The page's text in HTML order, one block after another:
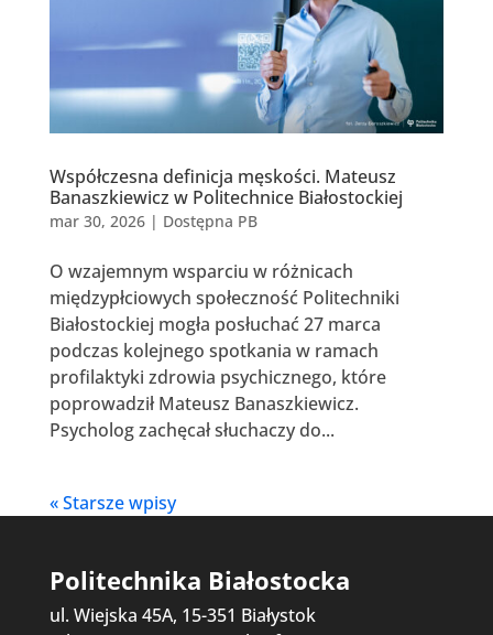
Współczesna definicja męskości. Mateusz
Banaszkiewicz w Politechnice Białostockiej
mar 30, 2026| Dostępna PB
O wzajemnym wsparciu w różnicach
międzypłciowych społeczność Politechniki
Białostockiej mogła posłuchać 27 marca
podczas kolejnego spotkania w ramach
profilaktyki zdrowia psychicznego, które
poprowadził Mateusz Banaszkiewicz.
Psycholog zachęcał słuchaczy do...
« Starsze wpisy
Politechnika Białostocka
ul. Wiejska 45A, 15-351 Białystok